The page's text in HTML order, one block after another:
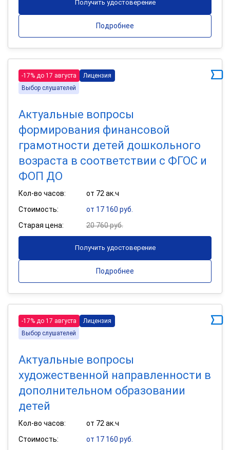
Получить удостоверение
Подробнее
-17% до 17 августа
Лицензия
Выбор слушателей
Актуальные вопросы
формирования финансовой
грамотности детей дошкольного
возраста в соответствии с ФГОС и
ФОП ДО
Кол-во часов:
от 72 ак.ч
Стоимость:
от 17 160 руб.
Старая цена:
20 760 руб.
Получить удостоверение
Подробнее
-17% до 17 августа
Лицензия
Выбор слушателей
Актуальные вопросы
художественной направленности в
дополнительном образовании
детей
Кол-во часов:
от 72 ак.ч
Стоимость:
от 17 160 руб.